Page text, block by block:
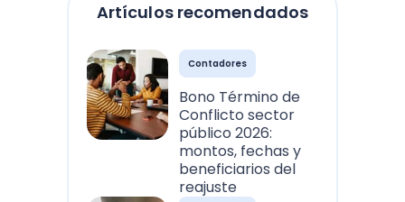
Artículos recomendados
Contadores
Bono Término de
Conflicto sector
público 2026:
montos, fechas y
beneficiarios del
reajuste